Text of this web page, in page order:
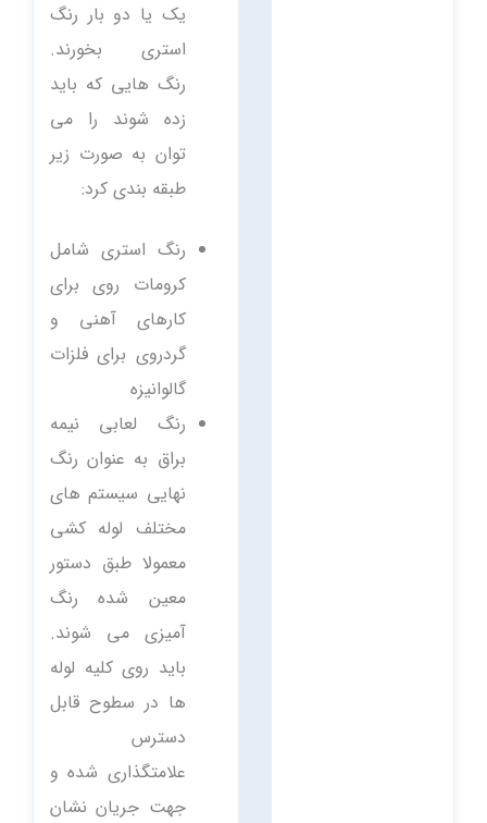
یک یا دو بار رنگ
استری بخورند.
رنگ هایی که باید
زده شوند را می
توان به صورت زیر
طبقه بندی کرد:
رنگ استری شامل
کرومات روی برای
کارهای آهنی و
گردروی برای فلزات
گالوانیزه
رنگ لعابی نیمه
براق به عنوان رنگ
نهایی سیستم های
مختلف لوله کشی
معمولا طبق دستور
معین شده رنگ
آمیزی می شوند.
باید روی کلیه لوله
ها در سطوح قابل
دسترس
علامتگذاری شده و
جهت جریان نشان